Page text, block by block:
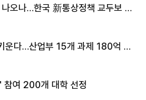
오나…한국 新통상정책 교두보 활
운다…산업부 15개 과제 180억 지
참여 200개 대학 선정